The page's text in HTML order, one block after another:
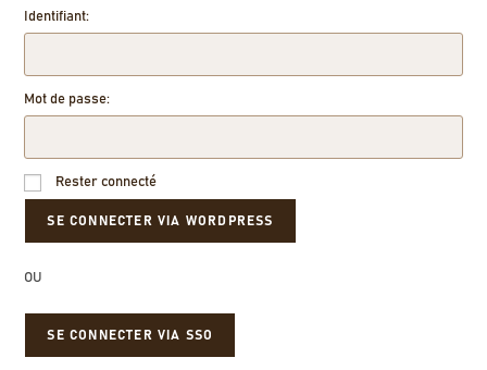
Identifiant:
Mot de passe:
Rester connecté
OU
SE CONNECTER VIA SSO